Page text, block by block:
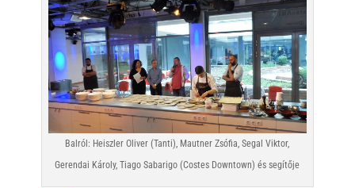
Balról: Heiszler Oliver (Tanti), Mautner Zsófia, Segal Viktor,
Gerendai Károly, Tiago Sabarigo (Costes Downtown) és segítője